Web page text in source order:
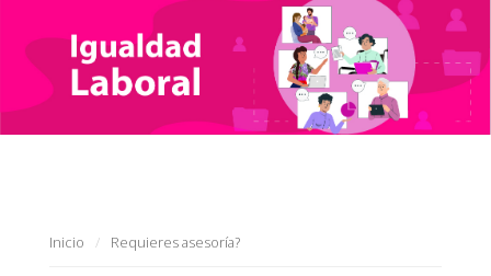
Inicio Requieres asesoría?